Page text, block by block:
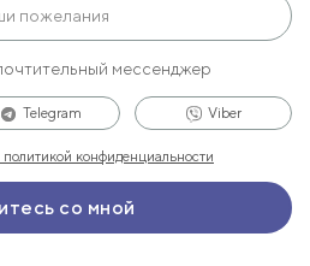
мессенджер
Telegram Viber
конфиденциальности